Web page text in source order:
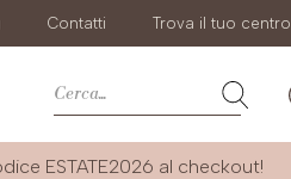
Contatti Trova il tuo centro
ESTATE2026 al checkout!